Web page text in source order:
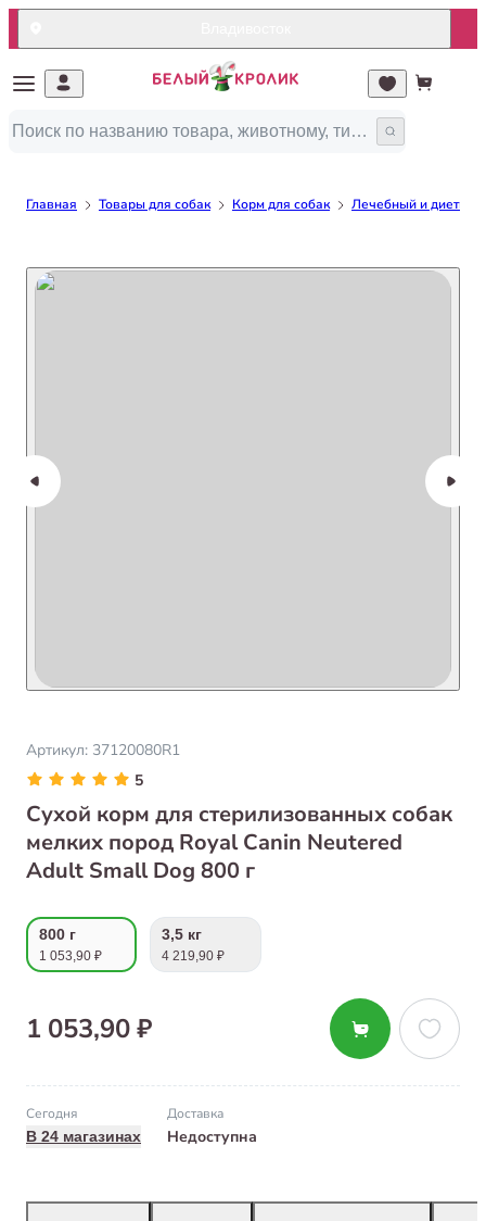
Главная Товары для собак Корм для собак Лечебный и
Артикул: 37120080R1
5
Сухой корм для стерилизованных собак
мелких пород Royal Canin Neutered
Adult Small Dog 800 г
800 г
1 053,90 ₽
3,5 кг
4 219,90 ₽
1 053,90 ₽
Сегодня
В 24 магазинах
Доставка
Недоступна